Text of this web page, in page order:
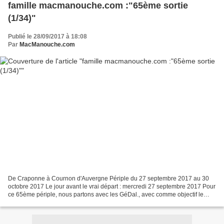
famille macmanouche.com :"65ème sortie
(1/34)"
Publié le 28/09/2017 à 18:08
Par MacManouche.com
De Craponne à Cournon d'Auvergne Périple du 27 septembre 2017 au 30
octobre 2017 Le jour avant le vrai départ : mercredi 27 septembre 2017 Pour
ce 65ème périple, nous partons avec les GéDal., avec comme objectif le